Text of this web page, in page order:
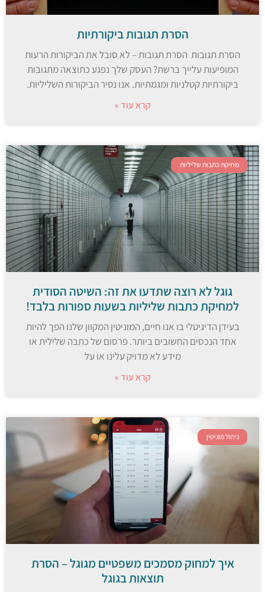
הסרת תגובות ביקורתיות
הסרת תגובות הסרת תגובות – לא סובל את הביקורות הרעות
המופיעות עלייך ברשת? העסק שלך נפגע כתוצאה מתגובות
ביקורתיות קטלניות ומגמתיות. אנו נסיר הביקורות השליליות.
קרא עוד »
מחיקת כתבות שליליות
גוגל לא רוצה שתדעו את זה: השיטה הסודית
למחיקת כתבות שליליות בשעות ספורות בלבד!
בעידן הדיגיטלי בו אנו חיים, המוניטין המקוון שלנו הפך להיות
אחד הנכסים החשובים ביותר. פרסום של כתבה שלילית או
מידע לא מדויק עלינו או על
קרא עוד »
ניהול מוניטין
איך למחוק מסמכים משפטיים מגוגל – הסרת
תוצאות בגוגל